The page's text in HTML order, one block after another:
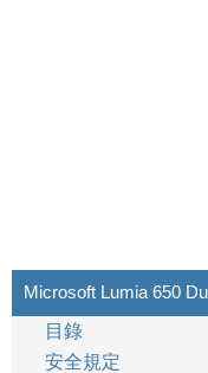
Microsoft Lumia 650
目錄
安全規定